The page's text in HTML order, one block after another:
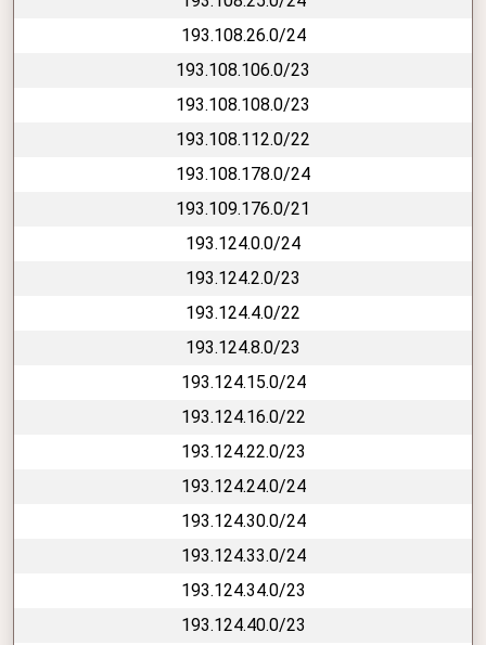
193.108.26.0/24
193.108.106.0/23
193.108.108.0/23
193.108.112.0/22
193.108.178.0/24
193.109.176.0/21
193.124.0.0/24
193.124.2.0/23
193.124.4.0/22
193.124.8.0/23
193.124.15.0/24
193.124.16.0/22
193.124.22.0/23
193.124.24.0/24
193.124.30.0/24
193.124.33.0/24
193.124.34.0/23
193.124.40.0/23